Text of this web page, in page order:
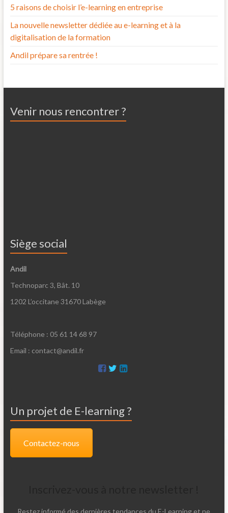
5 raisons de choisir l’e-learning en entreprise
La nouvelle newsletter dédiée au e-learning et à la
digitalisation de la formation
Andil prépare sa rentrée !
Venir nous rencontrer ?
Siège social
Andil
Technoparc 3, Bât. 10
1202 L’occitane 31670 Labège
Téléphone : 05 61 14 68 97
Email : contact@andil.fr
Un projet de E-learning ?
Contactez-nous
Restez informé des dernières tendances du E-Learning et ne